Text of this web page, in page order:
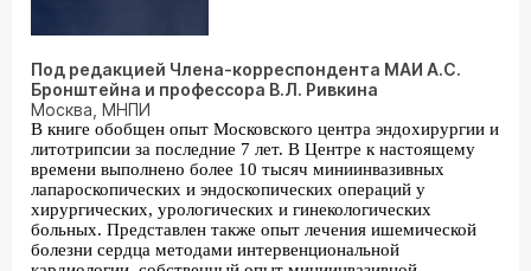
Под редакцией Члена-корреспондента МАИ А.С.
Бронштейна и профессора В.Л. Ривкина
Москва, МНПИ
В книге обобщен опыт Московского центра эндохирургии и
литотрипсии за последние 7 лет. В Центре к настоящему
времени выполнено более 10 тысяч миниинвазивных
лапароскопических и эндоскопических операций у
хирургических, урологических и гинекологических
больных. Представлен также опыт лечения ишемической
болезни сердца методами интервенциональной